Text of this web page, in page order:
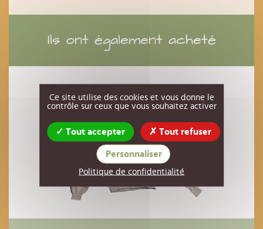
Ils ont également acheté
Ce site utilise des cookies et vous donne le
contrôle sur ceux que vous souhaitez activer
Tout accepter Tout refuser
Personnaliser
Politique de confidentialité